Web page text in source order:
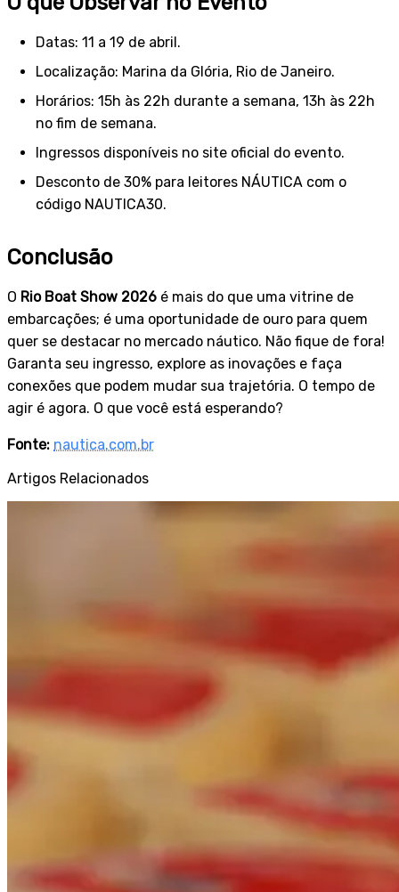
Datas: 11 a 19 de abril.
Localização: Marina da Glória, Rio de Janeiro.
Horários: 15h às 22h durante a semana, 13h às 22h
no fim de semana.
Ingressos disponíveis no site oficial do evento.
Desconto de 30% para leitores NÁUTICA com o
código NAUTICA30.
Conclusão
O Rio Boat Show 2026 é mais do que uma vitrine de
embarcações; é uma oportunidade de ouro para quem
quer se destacar no mercado náutico. Não fique de fora!
Garanta seu ingresso, explore as inovações e faça
conexões que podem mudar sua trajetória. O tempo de
agir é agora. O que você está esperando?
Fonte: nautica.com.br
Artigos Relacionados